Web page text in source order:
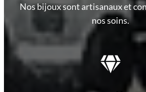
Nos bijoux sont artisanaux et
nos soins.